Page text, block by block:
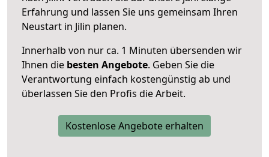
Erfahrung und lassen Sie uns gemeinsam Ihren
Neustart in Jilin planen.
Innerhalb von nur ca. 1 Minuten übersenden wir
Ihnen die besten Angebote. Geben Sie die
Verantwortung einfach kostengünstig ab und
überlassen Sie den Profis die Arbeit.
Kostenlose Angebote erhalten